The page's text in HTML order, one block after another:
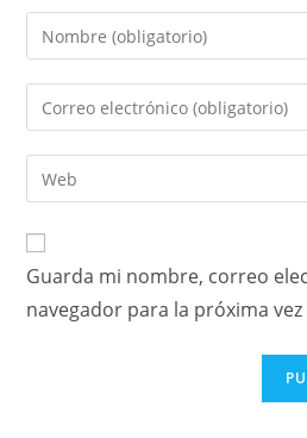
Guarda mi nombre, correo
navegador para la próxima